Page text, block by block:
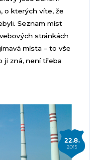
o kterých víte, že
Seznam míst
stránkách
místa – to vše
ji zná, není třeba
22.8.
2015